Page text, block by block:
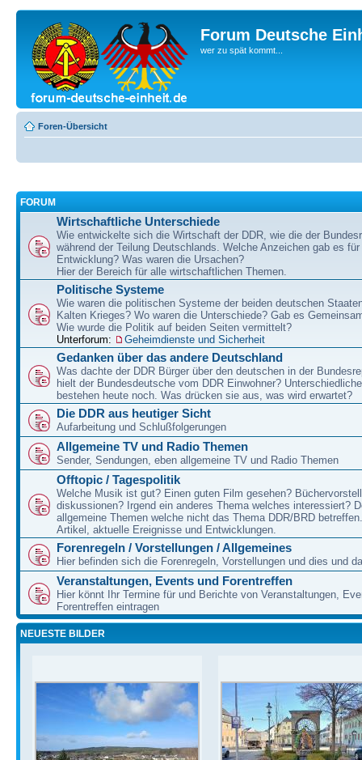
Forum Deutsche
wer zu spät kommt...
Foren-Übersicht
FORUM
Wirtschaftliche Unterschiede
Wie entwickelte sich die Wirtschaft der DDR, wie die der
während der Teilung Deutschlands. Welche Anzeichen gab es für
Entwicklung? Was waren die Ursachen?
Hier der Bereich für alle wirtschaftlichen Themen.
Politische Systeme
Wie waren die politischen Systeme der beiden deutschen
Kalten Krieges? Wo waren die Unterschiede? Gab es
Wie wurde die Politik auf beiden Seiten vermittelt?
Unterforum:
Geheimdienste und Sicherheit
Gedanken über das andere Deutschland
Was dachte der DDR Bürger über den deutschen in der
hielt der Bundesdeutsche vom DDR Einwohner?
bestehen heute noch. Was drücken sie aus, was wird erwartet?
Die DDR aus heutiger Sicht
Aufarbeitung und Schlußfolgerungen
Allgemeine TV und Radio Themen
Sender, Sendungen, eben allgemeine TV und Radio Themen
Offtopic / Tagespolitik
Welche Musik ist gut? Einen guten Film gesehen?
diskussionen? Irgend ein anderes Thema welches interessiert?
allgemeine Themen welche nicht das Thema DDR/BRD
Artikel, aktuelle Ereignisse und Entwicklungen.
Forenregeln / Vorstellungen / Allgemeines
Hier befinden sich die Forenregeln, Vorstellungen und dies und
Veranstaltungen, Events und Forentreffen
Hier könnt Ihr Termine für und Berichte von Veranstaltungen,
Forentreffen eintragen
NEUESTE BILDER